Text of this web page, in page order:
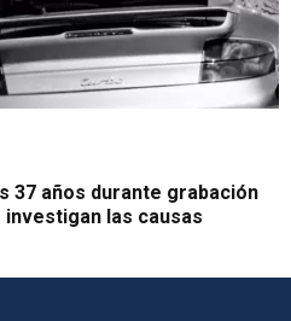
37 años durante grabación
las causas